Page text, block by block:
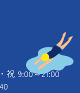
祝 9:00～21:00